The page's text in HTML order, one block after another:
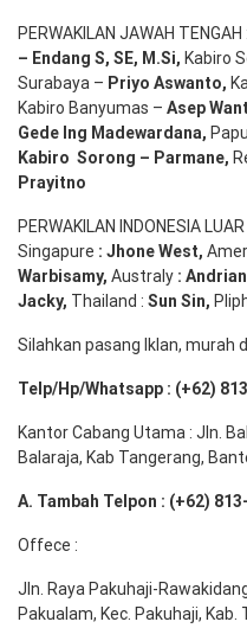
PERWAKILAN JAWAH
– Endang S, SE, M.Si, Kabiro
Surabaya – Priyo Aswanto,
Kabiro Banyumas – Asep
Gede Ing Madewardana,
Kabiro Sorong – Parmane,
Prayitno
PERWAKILAN INDONESIA LUAR
Singapure : JhoneWest,
Warbisamy, Australy : Andrian
Jacky, Thailand : Sun Sin,
Silahkan pasang Iklan, murah
Telp/Hp/Whatsapp : (+62)
Kantor Cabang Utama : Jln.
Balaraja, Kab Tangerang,
A. Tambah Telpon : (+62)
Offece :
Jln. Raya Pakuhaji-
Pakualam, Kec. Pakuhaji,